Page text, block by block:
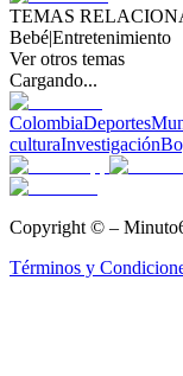
TEMAS
Bebé|Entretenimiento
Ver otros temas
Cargando...
ColombiaDeportes
culturaInvestigación
Copyright © –
Términos y